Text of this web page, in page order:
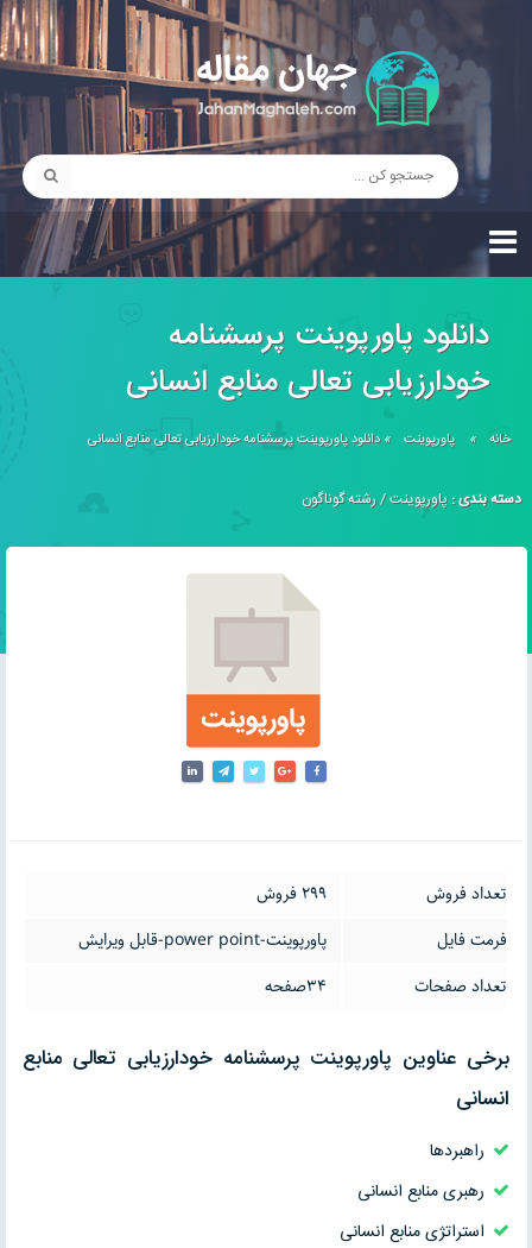
دانلود پاورپوینت پرسشنامه
خودارزیابی تعالی منابع انسانی
خانه » پاورپوینت »دانلود پاورپوینت پرسشنامه خودارزیابی تعالی منابع انسانی
دسته بندی : پاورپوینت/رشته گوناگون
تعداد فروش
299 فروش
فرمت فایل
پاورپوینت-power point-قابل ویرایش
تعداد صفحات
34صفحه
برخی عناوین پاورپوینت پرسشنامه خودارزیابی تعالی منابع
انسانی
راهبردها
رهبری منابع انسانی
استراتژی منابع انسانی